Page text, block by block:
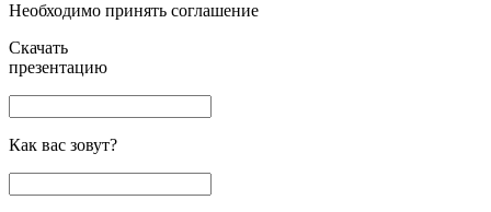
Необходимо принять соглашение
Скачать
презентацию
Как вас зовут?